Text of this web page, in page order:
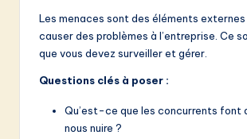
Les menaces sont des éléments
causer des problèmes à l’entreprise. Ce
que vous devez surveiller et gérer.
Questions clés à poser :
Qu’est-ce que les concurrents font
nous nuire ?